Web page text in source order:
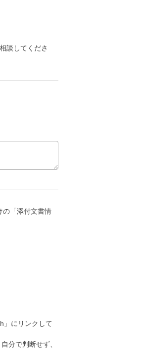
談してくださ
の「添付文書情
」にリンクして
分で判断せず、